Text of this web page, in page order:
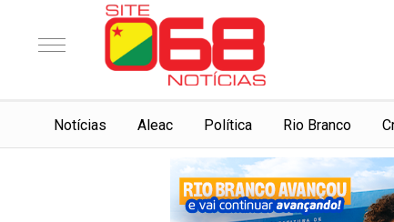
Notí­cias Aleac Política Rio Branco